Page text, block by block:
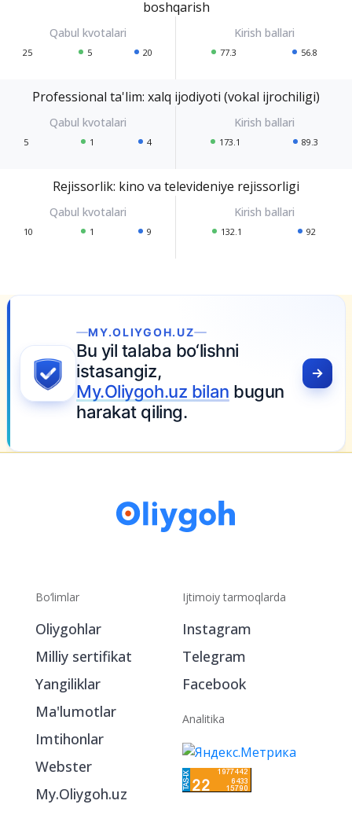
boshqarish
25 5 20 77.3 56.8
Professional ta'lim: xalq ijodiyoti (vokal ijrochiligi)
5 1 4 173.1 89.3
Rejissorlik: kino va televideniye rejissorligi
10 1 9 132.1 92
Bo‘limlar
Oliygohlar
Imtihonlar
Ijtimoiy tarmoqlarda
Telegram
Facebook
Analitika